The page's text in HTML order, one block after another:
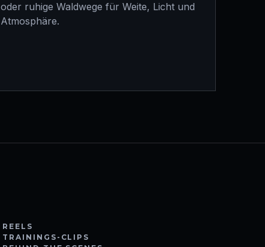
oder ruhige Waldwege für Weite, Licht und
Atmosphäre.
REELS
TRAININGS-CLIPS